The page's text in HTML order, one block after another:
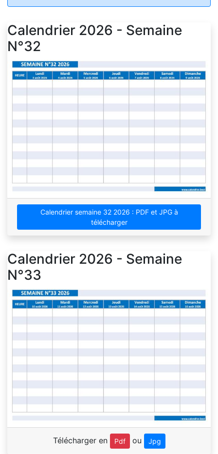
Calendrier 2026 - Semaine
N°32
Calendrier semaine 32 2026 : PDF et JPG à
télécharger
Calendrier 2026 - Semaine
N°33
Télécharger en Pdf ou Jpg